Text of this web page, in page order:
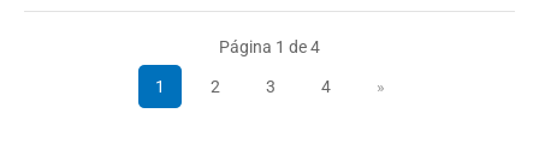
Página 1 de 4
1 2 3 4 »